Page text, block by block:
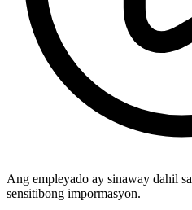
Ang empleyado ay sinaway dahil sa
sensitibong impormasyon.